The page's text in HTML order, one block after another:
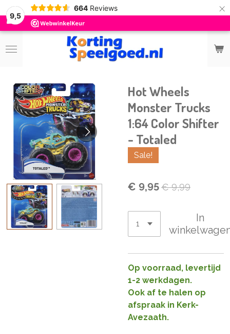
9,5
664 Reviews ×
Hot Wheels
Monster Trucks
1:64 Color Shifter
- Totaled
Sale!
€ 9,95€ 9,99
In
Op voorraad, levertijd
1-2 werkdagen.
Ook af te halen op
afspraak in Kerk-
Avezaath.